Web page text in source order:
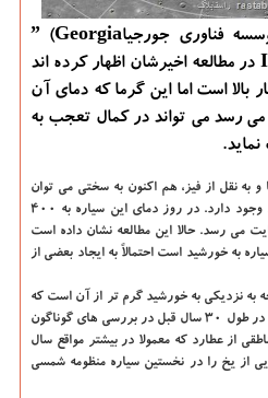
راستابلاگ: پژوهشگران ˮموسسه فناوری جورجیاˮ (Georgia
Institute of Technology) در مطالعه اخیرشان اظهار كرده اند
بالا است اما این گرما كه دمای آن
رسد می تواند در كمال تعجب به
و به نقل از فیز،هم اكنون به سختی می توان
باور داشت كه یخ روی سیاره عطارد وجود دارد. در روز دمای این سیاره به ۴۰۰
۷۵۰ درجه فارنهایت می رسد. حالا این مطالعه نشان داده است
به خورشید است احتمالاً به ایجاد بعضی از
به نزدیكی به خورشید گرم تر از آن است كه
بتواند دارای یخ باشد اما پژوهشگران در طول ۳۰ سال قبل در بررسی های گوناگون
از عطارد كه معمولا در بیشتر مواقع سال
از یخ را در نخستین سیاره منظومه شمسی